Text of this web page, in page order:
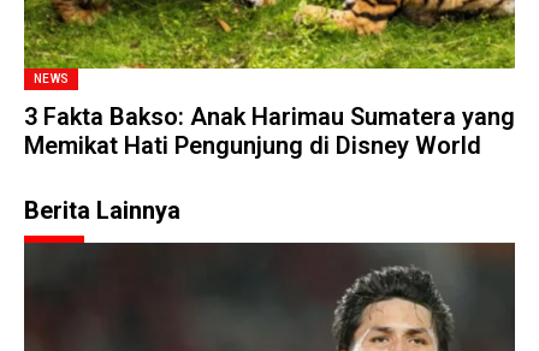
NEWS
3 Fakta Bakso: Anak Harimau Sumatera yang
Memikat Hati Pengunjung di Disney World
Berita Lainnya